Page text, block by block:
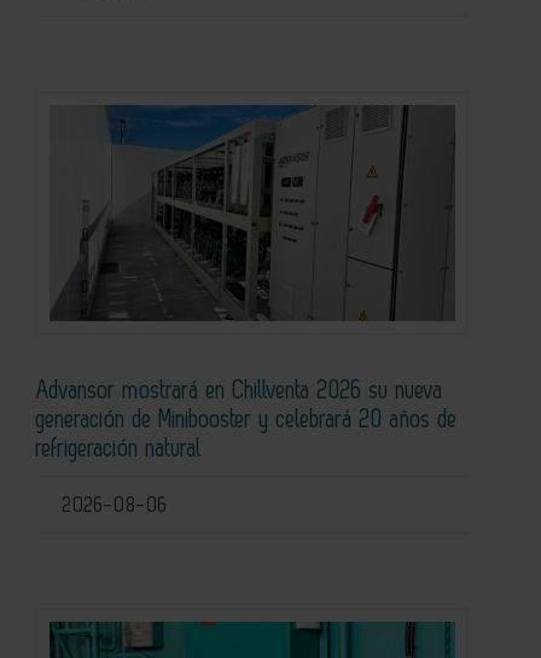
Advansor mostrará en Chillventa 2026 su nueva
generación de Minibooster y celebrará 20 años de
refrigeración natural
2026-08-06